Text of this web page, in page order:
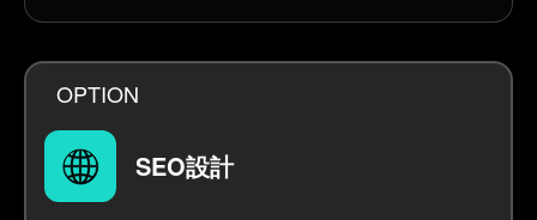
OPTION
SEO設計